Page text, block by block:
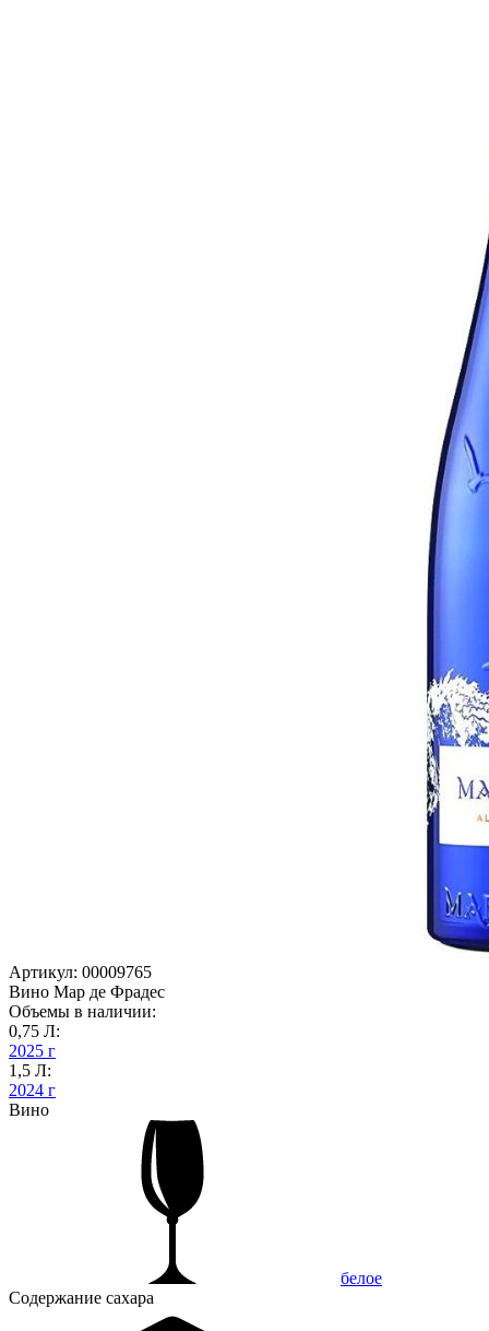
Артикул: 00009765
Вино Мар де Фрадес
Объемы в наличии:
0,75 Л:
2025 г
1,5 Л:
2024 г
Вино
белое
Содержание сахара